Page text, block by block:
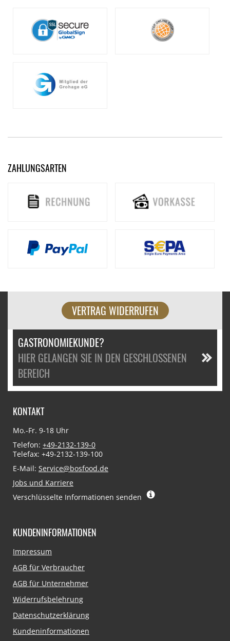
ZAHLUNGSARTEN
VERTRAG WIDERRUFEN
GASTRONOMIEKUNDE?
HIER GELANGEN SIE IN DEN GESCHLOSSENEN
BEREICH
KONTAKT
Mo.-Fr. 9-18 Uhr
Telefon: +49-2132-139-0
Telefax: +49-2132-139-100
E-Mail: Service@bosfood.de
Jobs und Karriere
Verschlüsselte Informationen senden
KUNDENINFORMATIONEN
Navigation
Impressum
AGB für Verbraucher
AGB für Unternehmer
Widerrufsbelehrung
Datenschutzerklärung
Kundeninformationen